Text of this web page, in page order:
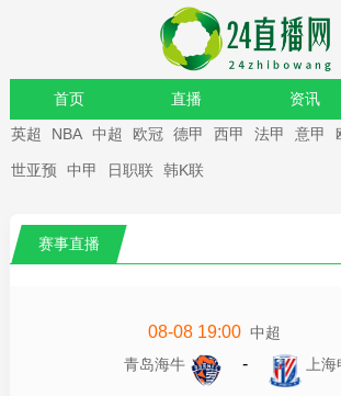
首页 直播 资讯
重要赛事
英超 NBA 中超 欧冠 德甲 西甲 法甲 意甲
世亚预 中甲 日职联 韩K联
赛事直播
08-08 19:00 中超
青岛海牛
- 上